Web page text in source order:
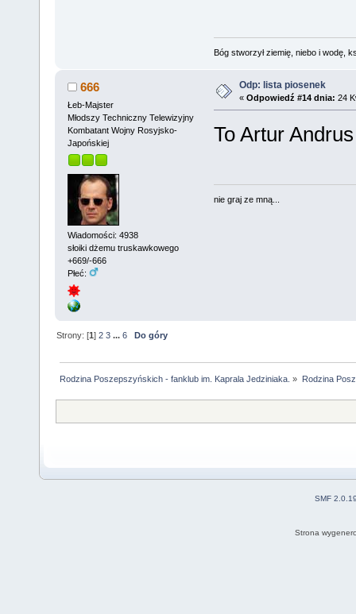
Bóg stworzył ziemię, niebo i wodę,
666
Łeb-Majster
Młodszy Techniczny Telewizyjny
Kombatant Wojny Rosyjsko-
Japońskiej
Wiadomości: 4938
słoiki dżemu truskawkowego
+669/-666
Płeć:
Odp: lista piosenek
« Odpowiedź #14 dnia: 24
To Artur
nie graj ze mną...
Strony: [1]2 3 ...6 Do góry
Rodzina Poszepszyńskich - fanklub im. Kaprala Jedziniaka. » Rodzina
SMF
Strona